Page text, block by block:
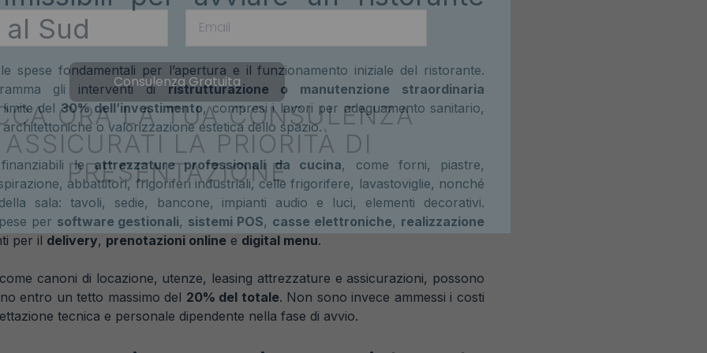
Sud
spese fondamentali per l’apertura e il funzionamento iniziale del ristorante.
gli interventi diristrutturazione o manutenzione straordinaria
del30% dell’investimento, compresi i lavori per adeguamento sanitario,
o valorizzazione estetica dello spazio.
finanziabili leattrezzature professionali da cucina, come forni, piastre,
abbattitori, frigoriferi industriali, celle frigorifere, lavastoviglie, nonché
sala: tavoli, sedie, bancone, impianti audio e luci, elementi decorativi.
per software gestionali, sistemi POS, casse elettroniche, realizzazione
per il delivery, prenotazioni online e digital menu.
canoni di locazione, utenze, leasing attrezzature e assicurazioni, possono
entro un tetto massimo del 20% del totale. Non sono invece ammessi i costi
tecnica e personale dipendente nella fase di avvio.
Consulenza Gratuita
ORA LA TUA CONSULENZA
ASSICURATI LA PRIORITÀ DI
PRESENTAZIONE